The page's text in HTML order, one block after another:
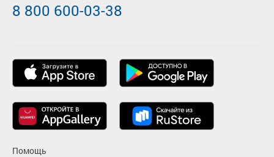
Помощь
8 800 600-03-38